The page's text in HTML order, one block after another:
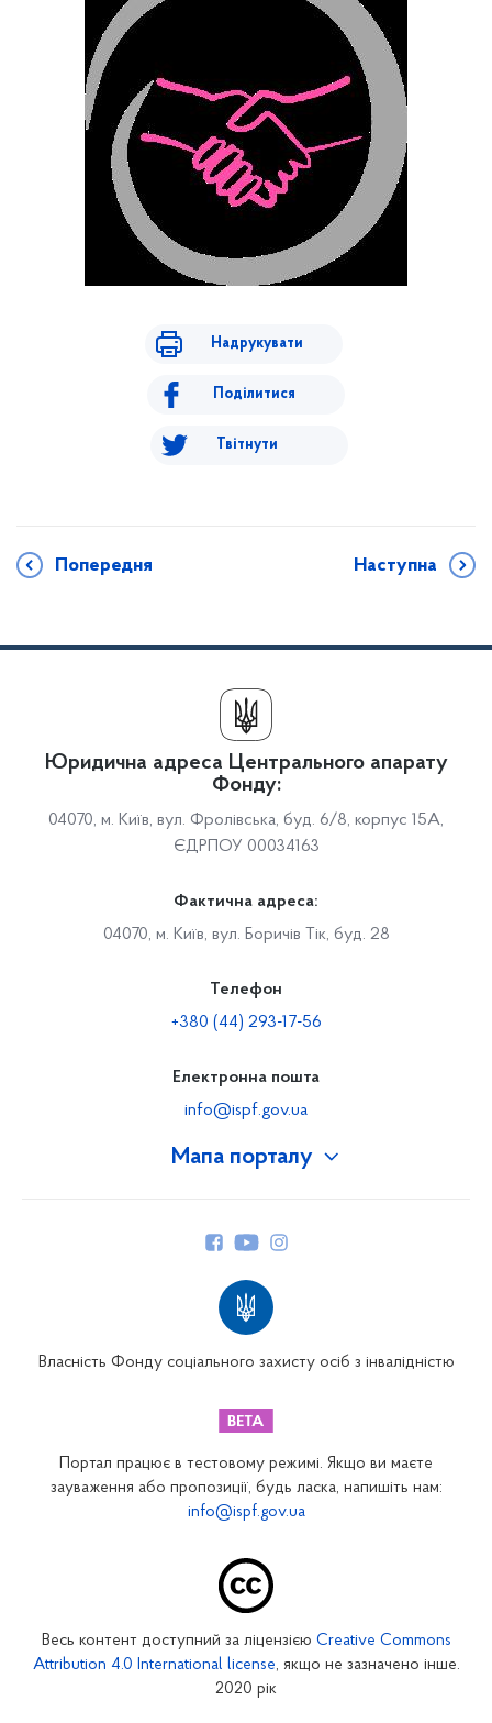
Надрукувати
Поділитися
Твітнути
Попередня Наступна
Мапа порталу
Закарпатське відділення
Запорізьке відділення
Кіровоградське відділення
Юридична адреса Центрального апарату
Фонду:
04070, м. Київ, вул. Фролівська, буд. 6/8, корпус 15А,
ЄДРПОУ 00034163
Фактична адреса:
04070, м. Київ, вул. Боричів Тік, буд. 28
Телефон
+380 (44) 293-17-56
Електронна пошта
info@ispf.gov.ua
Власність Фонду соціального захисту осіб з інвалідністю
Портал працює в тестовому режимі. Якщо ви маєте
зауваження або пропозиції, будь ласка, напишіть нам:
info@ispf.gov.ua
Весь контент доступний за ліцензією Creative Commons
Attribution 4.0 International license, якщо не зазначено інше.
2020 рік